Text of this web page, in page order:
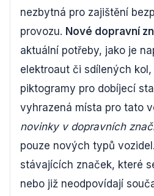
nezbytná pro zajištění
provozu. Nové dopravní
aktuální potřeby, jako je
elektroaut či sdílených
piktogramy pro dobíjecí
vyhrazená místa pro tato
novinky v dopravních
pouze nových typů
stávajících značek, které
nebo již neodpovídají